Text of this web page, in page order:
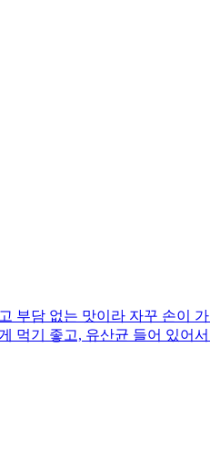
부담 없는 맛이라 자꾸 손이
먹기 좋고, 유산균 들어 있어